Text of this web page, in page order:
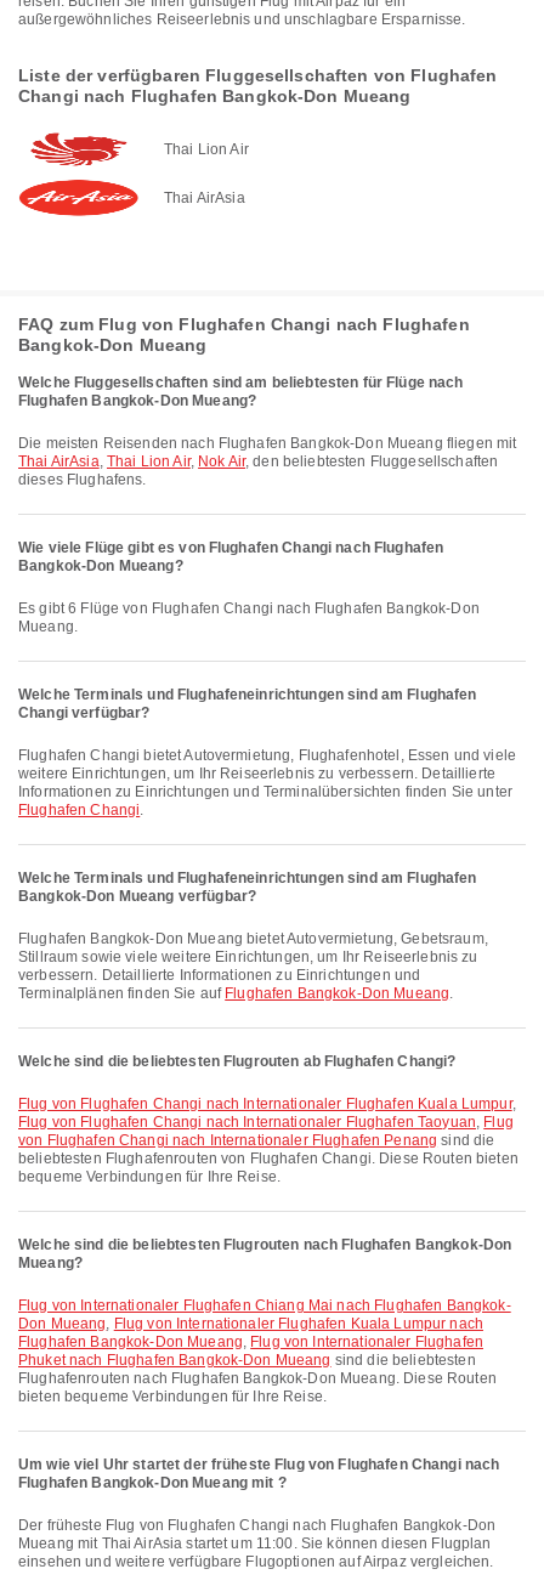
außergewöhnliches Reiseerlebnis und unschlagbare Ersparnisse.
Liste der verfügbaren Fluggesellschaften von Flughafen
Changi nach Flughafen Bangkok-Don Mueang
Thai Lion Air
Thai AirAsia
FAQ zum Flug von Flughafen Changi nach Flughafen
Bangkok-Don Mueang
Welche Fluggesellschaften sind am beliebtesten für Flüge nach
Flughafen Bangkok-Don Mueang?
Die meisten Reisenden nach Flughafen Bangkok-Don Mueang fliegen mit
Thai AirAsia, Thai Lion Air, Nok Air, den beliebtesten Fluggesellschaften
dieses Flughafens.
Wie viele Flüge gibt es von Flughafen Changi nach Flughafen
Bangkok-Don Mueang?
Es gibt 6 Flüge von Flughafen Changi nach Flughafen Bangkok-Don
Mueang.
Welche Terminals und Flughafeneinrichtungen sind am Flughafen
Changi verfügbar?
Flughafen Changi bietet Autovermietung, Flughafenhotel, Essen und viele
weitere Einrichtungen, um Ihr Reiseerlebnis zu verbessern. Detaillierte
Informationen zu Einrichtungen und Terminalübersichten finden Sie unter
Flughafen Changi.
Welche Terminals und Flughafeneinrichtungen sind am Flughafen
Bangkok-Don Mueang verfügbar?
Flughafen Bangkok-Don Mueang bietet Autovermietung, Gebetsraum,
Stillraum sowie viele weitere Einrichtungen, um Ihr Reiseerlebnis zu
verbessern. Detaillierte Informationen zu Einrichtungen und
Terminalplänen finden Sie auf Flughafen Bangkok-Don Mueang.
Welche sind die beliebtesten Flugrouten ab Flughafen Changi?
Flug von Flughafen Changi nach Internationaler Flughafen Kuala Lumpur,
Flug von Flughafen Changi nach Internationaler Flughafen Taoyuan, Flug
von Flughafen Changi nach Internationaler Flughafen Penang sind die
beliebtesten Flughafenrouten von Flughafen Changi. Diese Routen bieten
bequeme Verbindungen für Ihre Reise.
Welche sind die beliebtesten Flugrouten nach Flughafen Bangkok-Don
Mueang?
Flug von Internationaler Flughafen Chiang Mai nach Flughafen Bangkok-
Don Mueang, Flug von Internationaler Flughafen Kuala Lumpur nach
Flughafen Bangkok-Don Mueang, Flug von Internationaler Flughafen
Phuket nach Flughafen Bangkok-Don Mueang sind die beliebtesten
Flughafenrouten nach Flughafen Bangkok-Don Mueang. Diese Routen
bieten bequeme Verbindungen für Ihre Reise.
Um wie viel Uhr startet der früheste Flug von Flughafen Changi nach
Flughafen Bangkok-Don Mueang mit ?
Der früheste Flug von Flughafen Changi nach Flughafen Bangkok-Don
Mueang mit Thai AirAsia startet um 11:00. Sie können diesen Flugplan
einsehen und weitere verfügbare Flugoptionen auf Airpaz vergleichen.